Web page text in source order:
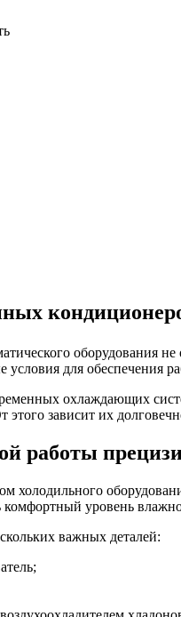
оборудования
условия для обеспечения
охлаждающих
зависит их
работы
холодильного
уровень
важных деталей: